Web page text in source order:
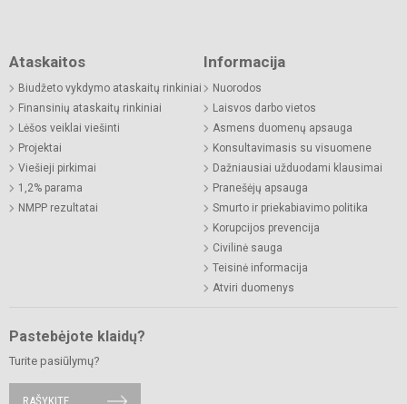
Ataskaitos
Biudžeto vykdymo ataskaitų rinkiniai
Finansinių ataskaitų rinkiniai
Lėšos veiklai viešinti
Projektai
Viešieji pirkimai
1,2% parama
NMPP rezultatai
Informacija
Nuorodos
Laisvos darbo vietos
Asmens duomenų apsauga
Konsultavimasis su visuomene
Dažniausiai užduodami klausimai
Pranešėjų apsauga
Smurto ir priekabiavimo politika
Korupcijos prevencija
Civilinė sauga
Teisinė informacija
Atviri duomenys
Pastebėjote klaidų?
Turite pasiūlymų?
RAŠYKITE